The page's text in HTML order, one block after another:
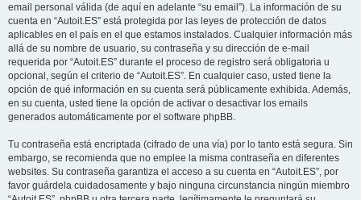
email personal válida (de aquí en adelante “su email”). La información de su
cuenta en “Autoit.ES” está protegida por las leyes de protección de datos
aplicables en el país en el que estamos instalados. Cualquier información más
allá de su nombre de usuario, su contraseña y su dirección de e-mail
requerida por “Autoit.ES” durante el proceso de registro será obligatoria u
opcional, según el criterio de “Autoit.ES”. En cualquier caso, usted tiene la
opción de qué información en su cuenta será públicamente exhibida. Además,
en su cuenta, usted tiene la opción de activar o desactivar los emails
generados automáticamente por el software phpBB.
Tu contraseña está encriptada (cifrado de una vía) por lo tanto está segura. Sin
embargo, se recomienda que no emplee la misma contraseña en diferentes
websites. Su contraseña garantiza el acceso a su cuenta en “Autoit.ES”, por
favor guárdela cuidadosamente y bajo ninguna circunstancia ningún miembro